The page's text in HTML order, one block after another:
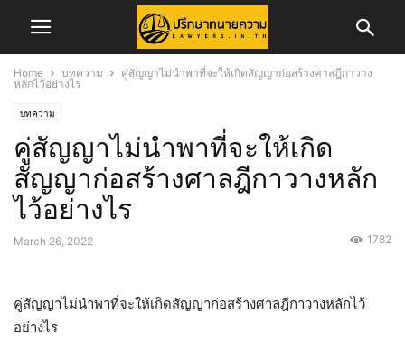
Home บทความ
คู่สัญญาไม่นำพาที่จะให้เกิดสัญญาก่อสร้างศาลฎีกาวาง
หลักไว้อย่างไร
บทความ
คู่สัญญาไม่นำพาที่จะให้เกิด
สัญญาก่อสร้างศาลฎีกาวางหลัก
ไว้อย่างไร
March 26, 2022 1782
คู่สัญญาไม่นำพาที่จะให้เกิดสัญญาก่อสร้างศาลฎีกาวางหลักไว้
อย่างไร